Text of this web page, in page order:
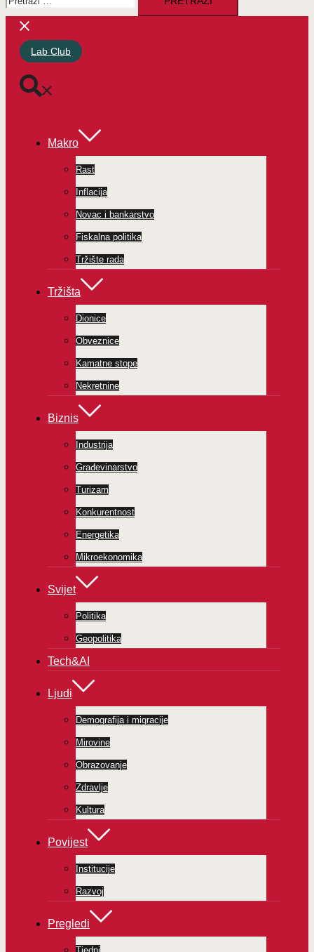
Lab Club
Makro
Rast
Inflacija
Novac i bankarstvo
Fiskalna politika
Tržište rada
Tržišta
Dionice
Obveznice
Kamatne stope
Nekretnine
Biznis
Industrija
Građevinarstvo
Turizam
Konkurentnost
Energetika
Mikroekonomika
Svijet
Politika
Geopolitika
Tech&AI
Ljudi
Demografija i migracije
Mirovine
Obrazovanje
Zdravlje
Kultura
Povijest
Institucije
Razvoj
Pregledi